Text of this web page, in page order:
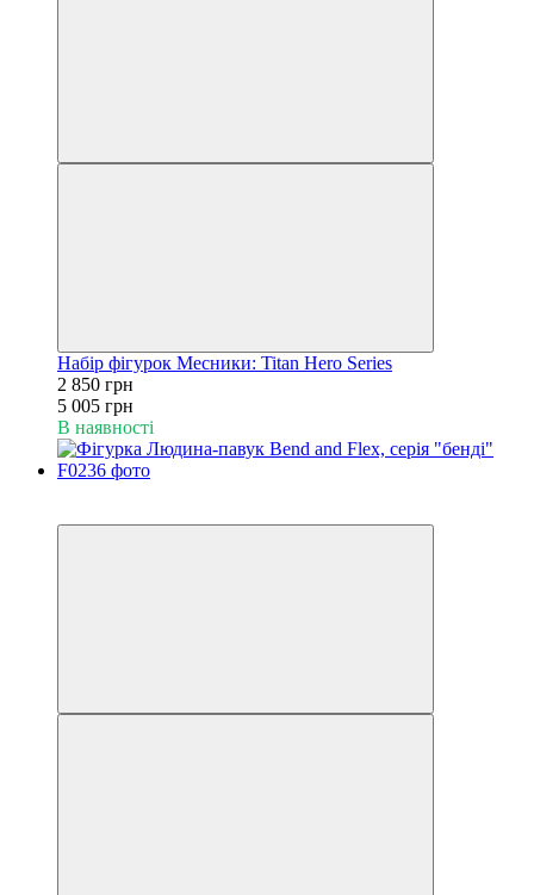
Набір фігурок Месники: Titan Hero Series
2 850 грн
5 005 грн
В наявності